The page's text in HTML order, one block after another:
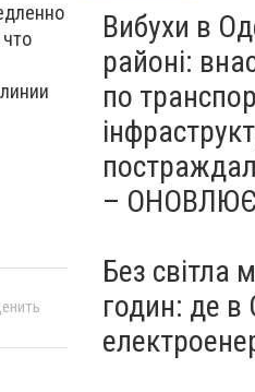
Вибухи в
районі:
по
–
Без світла
годин: де в